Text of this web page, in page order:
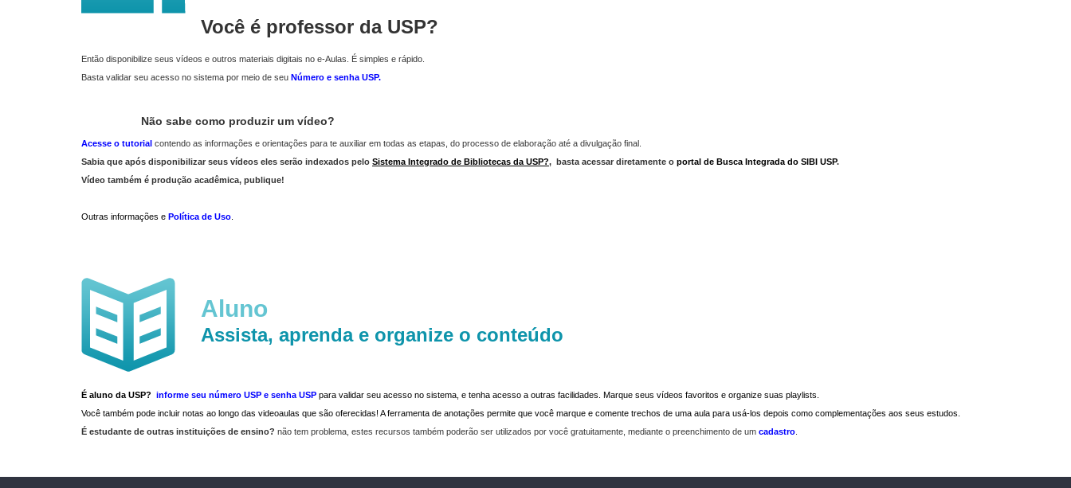
Você é professor da USP?
Então disponibilize seus vídeos e outros materiais digitais no e-Aulas. É simples e rápido.
Basta validar seu acesso no sistema por meio de seu Número e senha USP.
Não sabe como produzir um vídeo?
Acesse o tutorial contendo as informações e orientações para te auxiliar em todas as etapas, do processo de elaboração até a divulgação final.
Sabia que após disponibilizar seus vídeos eles serão indexados pelo Sistema Integrado de Bibliotecas da USP?, basta acessar diretamente o portal de Busca Integrada do SIBI USP.
Vídeo também é produção acadêmica, publique!
Outras informações e Política de Uso
Aluno
Assista, aprenda e organize o conteúdo
É aluno da USP? informe seu número USP e senha USP para validar seu acesso no sistema, e tenha acesso a outras facilidades. Marque seus vídeos favoritos e organize suas playlists.
Você também pode incluir notas ao longo das videoaulas que são oferecidas! A ferramenta de anotações permite que você marque e comente trechos de uma aula para usá-los depois como complementações aos seus estudos.
É estudante de outras instituições de ensino? não tem problema, estes recursos também poderão ser utilizados por você gratuitamente, mediante o preenchimento de um cadastro